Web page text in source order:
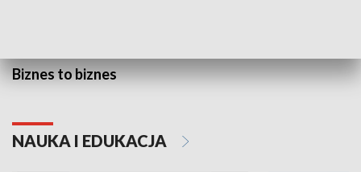
Biznes to biznes
NAUKA I EDUKACJA